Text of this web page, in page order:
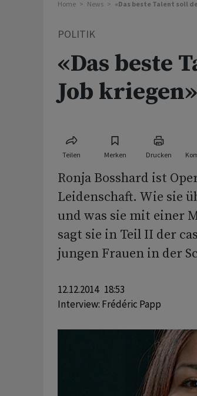
Home News «Das beste Talent soll
POLITIK
«Das beste
Job kriegen»
Teilen Merken Drucken
Ronja Bosshard ist
Leidenschaft. Wie sie
und was sie mit einer
sagt sie in Teil II der
jungen Frauen in der
12.12.2014 18:53
Interview: Frédéric Papp